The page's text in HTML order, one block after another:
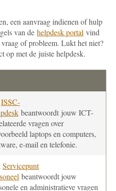
een aanvraag indienen of hulp
van de helpdeskportal vind
vraag of probleem. Lukt het niet?
op metde juiste helpdesk.
ISSC-
beantwoordt jouw ICT-
vragen over
laptops en computers,
e-mail en telefonie.
Servicepunt
beantwoordt jouw
en administratieve vragen